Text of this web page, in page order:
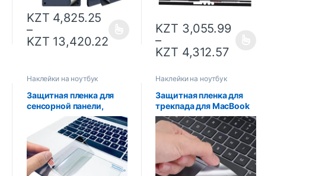
KZT 4,825.25
–
KZT 13,420.22
KZT 3,055.99
–
KZT 4,312.57
Наклейки на ноутбук
Защитная пленка для
сенсорной панели,
защитная пленка для
Apple Macbook Pro 13
дюймов pro air11 12
Retina Touch Bar,
сенсорная панель для
ноутбука
Наклейки на ноутбук
Защитная пленка для
трекпада для MacBook
Pro и Air 13/14/15/16
дюймов M1 M2 M3,
чехол для сенсорной
панели с чипом, защита
от царапин, защита от
воды, кожа трекпада